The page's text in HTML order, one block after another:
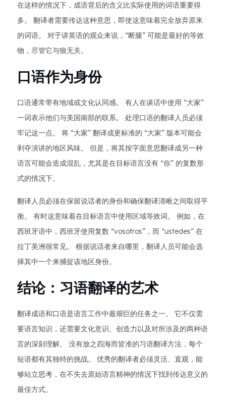
在这样的情况下，成语背后的含义比实际使用的词语重要得
多。 翻译者需要传达这种意思，即使这意味着完全放弃原来
的词语。 对于讲英语的观众来说，“断腿” 可能是最好的等效
物，尽管它与狼无关。
口语作为身份
口语通常带有地域或文化认同感。 有人在谈话中使用 “大家”
一词表示他们与美国南部的联系。 处理口语的翻译人员必须
牢记这一点。 将 “大家” 翻译成更标准的 “大家” 版本可能会
剥夺演讲的地区风味。 但是，将其按字面意思翻译成另一种
语言可能会造成混乱，尤其是在目标语言没有 “你” 的复数形
式的情况下。
翻译人员必须在保留说话者的身份和确保翻译清晰之间取得平
衡。 有时这意味着在目标语言中使用区域等效词。 例如，在
西班牙语中，西班牙使用复数 “vosotros”，而 “ustedes” 在
拉丁美洲很常见。 根据说话者来自哪里，翻译人员可能会选
择其中一个来捕捉该地区身份。
结论：习语翻译的艺术
翻译成语和口语是语言工作中最艰巨的任务之一。 它不仅需
要语言知识，还需要文化意识、创造力以及对所涉及的两种语
言的深刻理解。 没有放之四海而皆准的习语翻译方法，每个
短语都有其独特的挑战。 优秀的翻译者必须灵活、直观，能
够站立思考，在不失去原始语言精神的情况下找到传达意义的
最佳方式。